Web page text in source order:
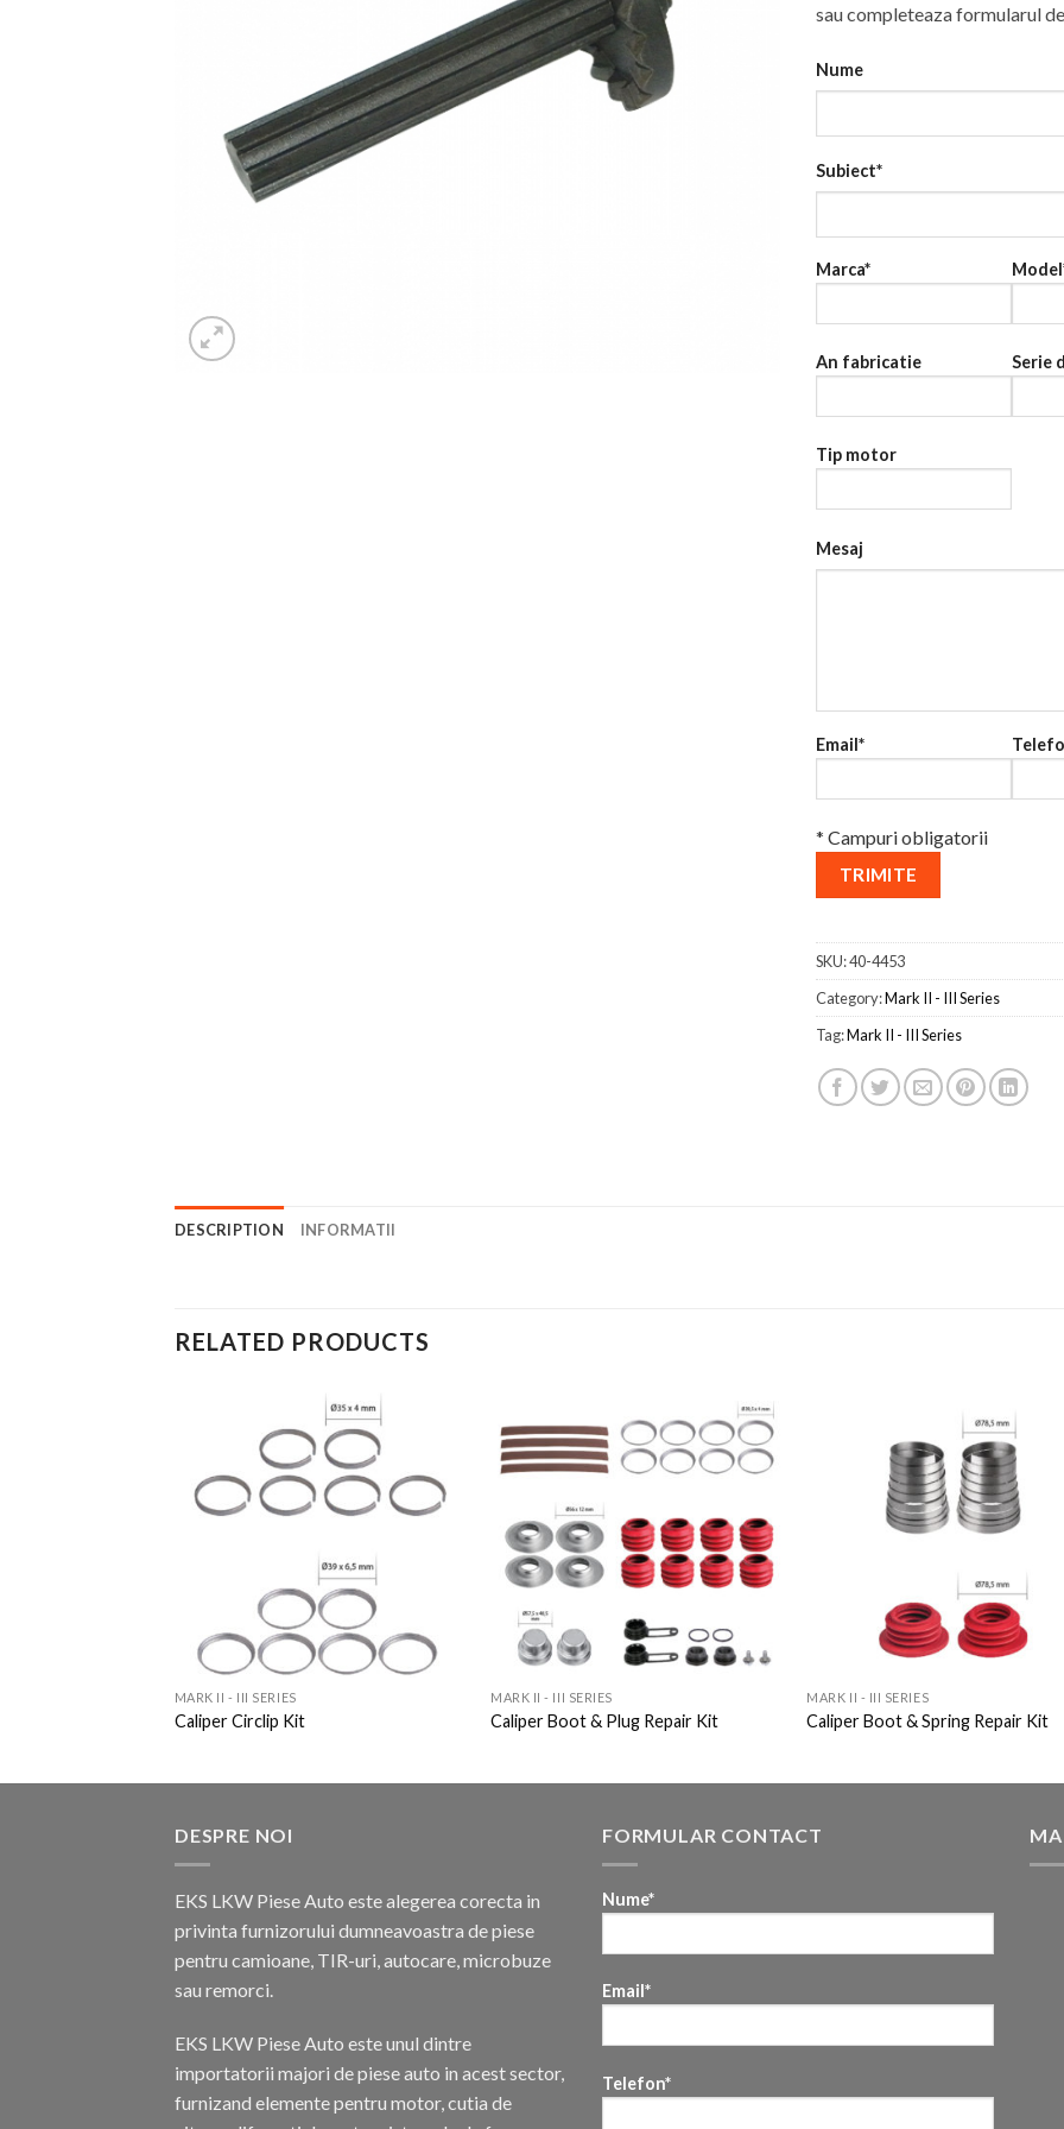
sau completeaza formularul
Nume
Subiect*
Marca*
An fabricatie Serie
Tip motor
Mesaj
Email*
* Campuri obligatorii
SKU:40-4453
Category:Mark II - III Series
Tag:Mark II - III Series
DESCRIPTION INFORMATII
RELATED PRODUCTS
MARK II - III SERIES
Caliper Circlip Kit
Add to
Wishlist
MARK II - III SERIES
Caliper Boot & Plug Repair Kit
MARK II - III SERIES
Caliper Boot & Spring Repair Kit
DESPRE NOI
EKS LKW Piese Auto este alegerea corecta in
privinta furnizorului dumneavoastra de piese
pentru camioane, TIR-uri, autocare, microbuze
sau remorci.
EKS LKW Piese Auto este unul dintre
importatorii majori de piese auto in acest sector,
furnizand elemente pentru motor, cutia de
FORMULAR CONTACT
Nume*
Email*
Telefon*